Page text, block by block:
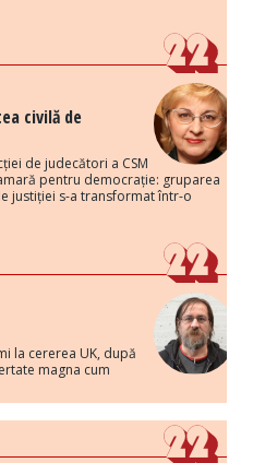
civilă de
de judecători a CSM
pentru democrație: gruparea
justiției s-a transformat într-o
la cererea UK, după
magna cum